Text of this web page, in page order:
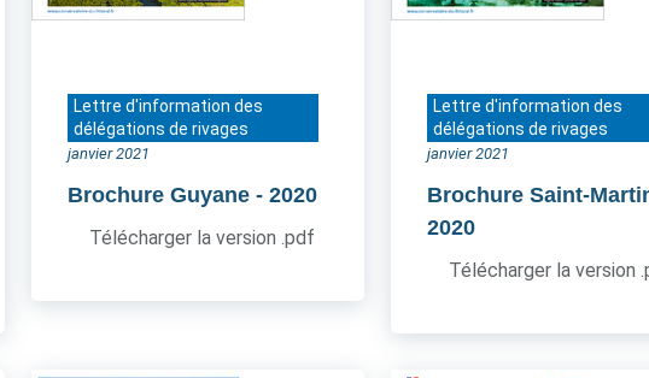
Lettre d'information des
délégations de rivages
janvier 2021
Brochure Guyane - 2020
Télécharger la version .pdf
Lettre d'information des
délégations de rivages
janvier 2021
Brochure Saint-
2020
Télécharger la version